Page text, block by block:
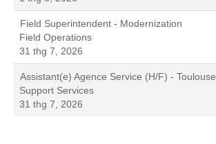
Field Superintendent - Modernization
Field Operations
31 thg 7, 2026
Assistant(e) Agence Service (H/F) - Toulouse
Support Services
31 thg 7, 2026